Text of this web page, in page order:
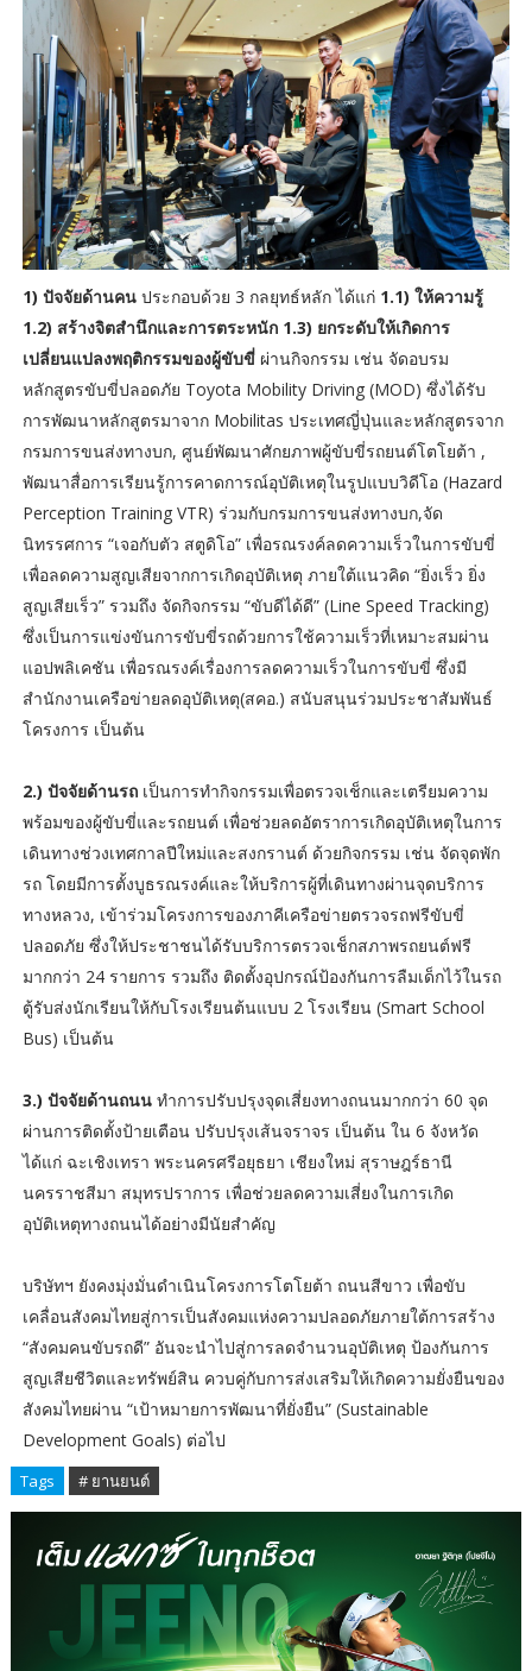
1) ปัจจัยด้านคนประกอบด้วย 3 กลยุทธ์หลัก ได้แก่ 1.1) ให้ความรู้
1.2) สร้างจิตสำนึกและการตระหนัก 1.3) ยกระดับให้เกิดการ
เปลี่ยนแปลงพฤติกรรมของผู้ขับขี่ผ่านกิจกรรม เช่น จัดอบรม
หลักสูตรขับขี่ปลอดภัย Toyota Mobility Driving (MOD) ซึ่งได้รับ
การพัฒนาหลักสูตรมาจาก Mobilitas ประเทศญี่ปุ่นและหลักสูตรจาก
กรมการขนส่งทางบก, ศูนย์พัฒนาศักยภาพผู้ขับขี่รถยนต์โตโยต้า ,
พัฒนาสื่อการเรียนรู้การคาดการณ์อุบัติเหตุในรูปแบบวิดีโอ (Hazard
Perception Training VTR) ร่วมกับกรมการขนส่งทางบก,จัด
นิทรรศการ “เจอกับตัว สตูดิโอ” เพื่อรณรงค์ลดความเร็วในการขับขี่
เพื่อลดความสูญเสียจากการเกิดอุบัติเหตุ ภายใต้แนวคิด “ยิ่งเร็ว ยิ่ง
สูญเสียเร็ว” รวมถึง จัดกิจกรรม “ขับดีได้ดี” (Line Speed Tracking)
ซึ่งเป็นการแข่งขันการขับขี่รถด้วยการใช้ความเร็วที่เหมาะสมผ่าน
แอปพลิเคชัน เพื่อรณรงค์เรื่องการลดความเร็วในการขับขี่ ซึ่งมี
สำนักงานเครือข่ายลดอุบัติเหตุ(สคอ.) สนับสนุนร่วมประชาสัมพันธ์
โครงการ เป็นต้น
2.) ปัจจัยด้านรถเป็นการทำกิจกรรมเพื่อตรวจเช็กและเตรียมความ
พร้อมของผู้ขับขี่และรถยนต์ เพื่อช่วยลดอัตราการเกิดอุบัติเหตุในการ
เดินทางช่วงเทศกาลปีใหม่และสงกรานต์ ด้วยกิจกรรม เช่น จัดจุดพัก
รถ โดยมีการตั้งบูธรณรงค์และให้บริการผู้ที่เดินทางผ่านจุดบริการ
ทางหลวง, เข้าร่วมโครงการของภาคีเครือข่ายตรวจรถฟรีขับขี่
ปลอดภัย ซึ่งให้ประชาชนได้รับบริการตรวจเช็กสภาพรถยนต์ฟรี
มากกว่า 24 รายการ รวมถึง ติดตั้งอุปกรณ์ป้องกันการลืมเด็กไว้ในรถ
ตู้รับส่งนักเรียนให้กับโรงเรียนต้นแบบ 2 โรงเรียน (Smart School
Bus) เป็นต้น
3.) ปัจจัยด้านถนนทำการปรับปรุงจุดเสี่ยงทางถนนมากกว่า 60 จุด
ผ่านการติดตั้งป้ายเตือน ปรับปรุงเส้นจราจร เป็นต้น ใน 6 จังหวัด
ได้แก่ ฉะเชิงเทรา พระนครศรีอยุธยา เชียงใหม่ สุราษฎร์ธานี
นครราชสีมา สมุทรปราการ เพื่อช่วยลดความเสี่ยงในการเกิด
อุบัติเหตุทางถนนได้อย่างมีนัยสำคัญ
บริษัทฯ ยังคงมุ่งมั่นดำเนินโครงการโตโยต้า ถนนสีขาว เพื่อขับ
เคลื่อนสังคมไทยสู่การเป็นสังคมแห่งความปลอดภัยภายใต้การสร้าง
“สังคมคนขับรถดี” อันจะนำไปสู่การลดจำนวนอุบัติเหตุ ป้องกันการ
สูญเสียชีวิตและทรัพย์สิน ควบคู่กับการส่งเสริมให้เกิดความยั่งยืนของ
สังคมไทยผ่าน “เป้าหมายการพัฒนาที่ยั่งยืน” (Sustainable
Development Goals) ต่อไป
Tags # ยานยนต์